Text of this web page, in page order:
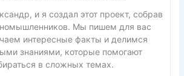
и я создал этот проект, собрав
Мы пишем для вас
интересные факты и делимся
знаниями, которые помогают
в сложных темах.